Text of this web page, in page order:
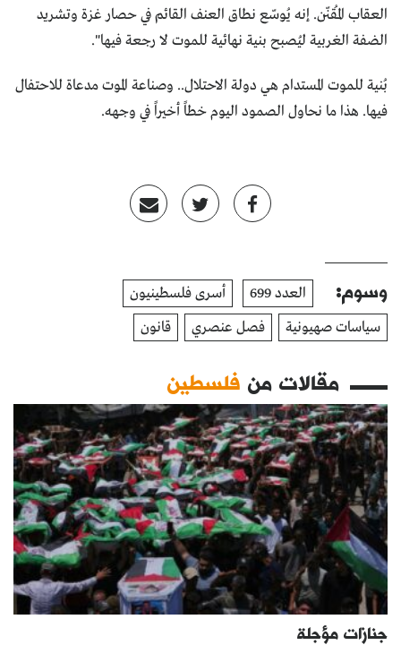
العقاب المُقنّن. إنه يُوسّع نطاق العنف القائم في حصار غزة وتشريد
الضفة الغربية ليُصبح بنية نهائية للموت لا رجعة فيها".
بُنية للموت المستدام هي دولة الاحتلال.. وصناعة الموت مدعاة للاحتفال
فيها. هذا ما نحاول الصمود اليوم خطاً أخيراً في وجهه.
وسوم: العدد 699
أسرى فلسطينيون
سياسات صهيونية
فصل عنصري قانون
مقالات من فلسطين
جنازات مؤجلة